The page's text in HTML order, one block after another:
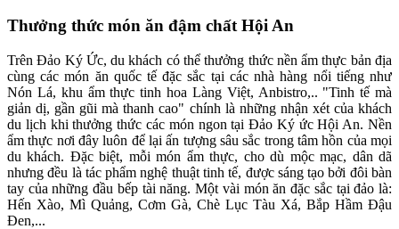
Thưởng thức món ăn đậm chất Hội An
Trên Đảo Ký Ức, du khách có thể thưởng thức nền ẩm thực bản địa
cùng các món ăn quốc tế đặc sắc tại các nhà hàng nổi tiếng như
Nón Lá, khu ẩm thực tinh hoa Làng Việt, Anbistro,.. "Tinh tế mà
giản dị, gần gũi mà thanh cao" chính là những nhận xét của khách
du lịch khi thưởng thức các món ngon tại Đảo Ký ức Hội An. Nền
ẩm thực nơi đây luôn để lại ấn tượng sâu sắc trong tâm hồn của mọi
du khách. Đặc biệt, mỗi món ẩm thực, cho dù mộc mạc, dân dã
nhưng đều là tác phẩm nghệ thuật tinh tế, được sáng tạo bởi đôi bàn
tay của những đầu bếp tài năng. Một vài món ăn đặc sắc tại đảo là:
Hến Xào, Mì Quảng, Cơm Gà, Chè Lục Tàu Xá, Bắp Hầm Đậu
Đen,...